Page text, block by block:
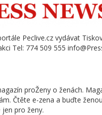
Peclive.cz vydávat
Tel: 774 509 555
proŽeny o ženách.
Čtěte e-zena a buďte
pro ženy.